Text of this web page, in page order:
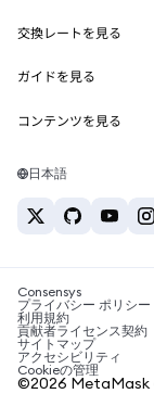
MetaMask
Snaps
Web3サービス
セキュリティ
サポート
キャリア
お問い合わせ
イーサリアムの価格
Solanaの価格
Tetherの価格
交換レートを見る
ETH→USD
USDT→INR
BTC→INR
ETH→USDT
ガイドを見る
ETHの購入
USDTの購入
SHIBの購入
BNBの購入
コンテンツを見る
Solanaウォレット
税制関連ニュース
暗号資産の購入方法は？
ビットコインを売るに
日本語
Consensys
プライバシー ポリシー
利用規約
貢献者ライセンス契約
サイトマップ
アクセシビリティ
Cookieの管理
©2026 MetaMask